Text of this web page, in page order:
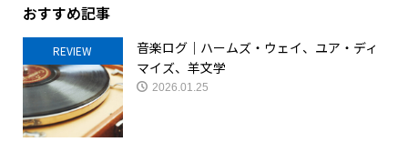
おすすめ記事
REVIEW
音楽ログ｜ハームズ・ウェイ、ユア・ディ
マイズ、羊文学
2026.01.25